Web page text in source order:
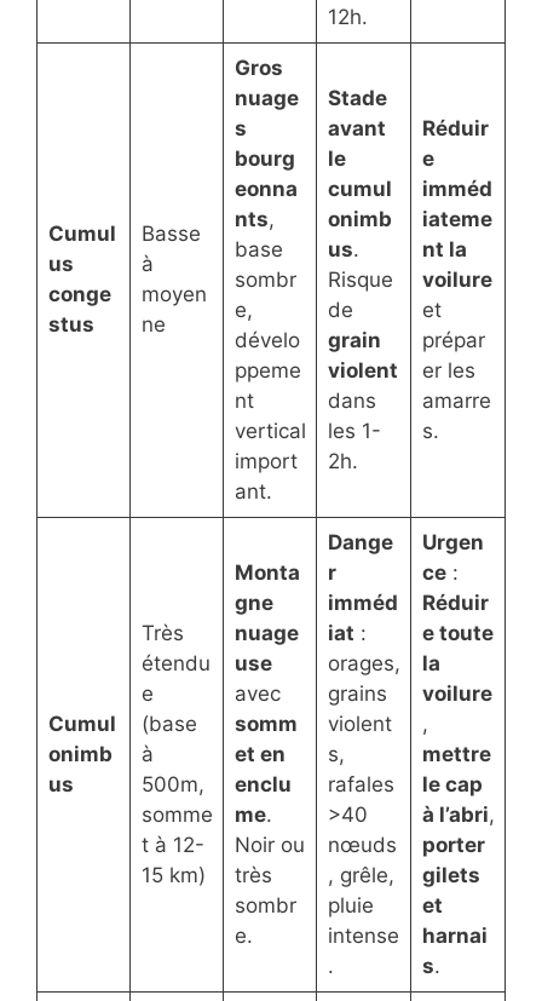
12h.
Cumul
us
conge
stus
Basse
à
moyen
ne
Gros
nuage
s
bourg
eonna
nts,
base
sombr
e,
dévelo
ppeme
nt
vertical
import
ant.
Stade
avant
le
cumul
onimb
us.
Risque
de
grain
violent
dans
les 1-
2h.
Réduir
e
imméd
iateme
nt la
voilure
et
prépar
er les
amarre
s.
Cumul
onimb
us
Très
étendu
e
(base
à
500m,
somme
t à 12-
15 km)
Monta
gne
nuage
use
avec
somm
et en
enclu
me.
Noir ou
très
sombr
e.
Dange
r
imméd
iat :
orages,
grains
violent
s,
rafales
>40
nœuds
, grêle,
pluie
intense
.
Urgen
ce:
Réduir
e toute
la
voilure
,
mettre
le cap
à l’abri,
porter
gilets
et
harnai
s.